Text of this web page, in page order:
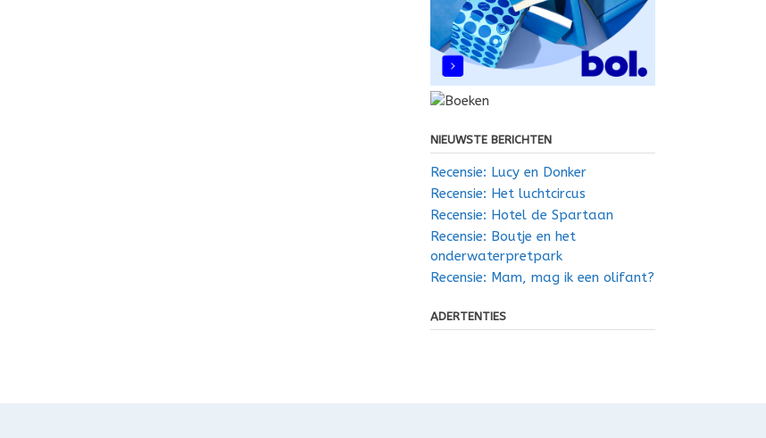
NIEUWSTE BERICHTEN
Recensie: Lucy en Donker
Recensie: Het luchtcircus
Recensie: Hotel de Spartaan
Recensie: Boutje en het
onderwaterpretpark
Recensie: Mam, mag ik een olifant?
ADERTENTIES